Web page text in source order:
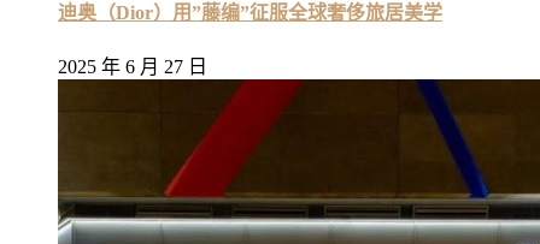
迪奥（Dior）用”藤编”征服全球奢侈旅居美学
2025 年 6 月 27 日